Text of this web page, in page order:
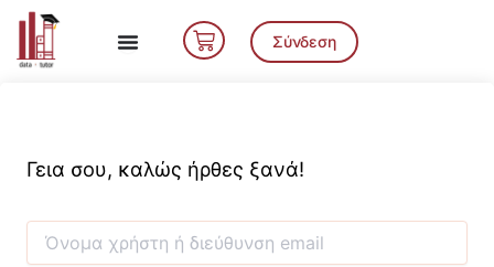
Μετάβαση
περιεχόμενο
Cart Σύνδεση
Γεια σου, καλώς ήρθες ξανά!